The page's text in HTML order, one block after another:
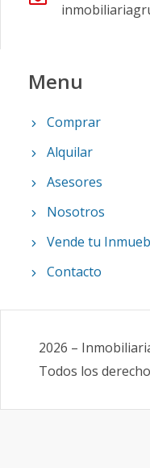
Menu
Comprar
Alquilar
Asesores
Nosotros
Vende tu
Contacto
2026 –
Todos los